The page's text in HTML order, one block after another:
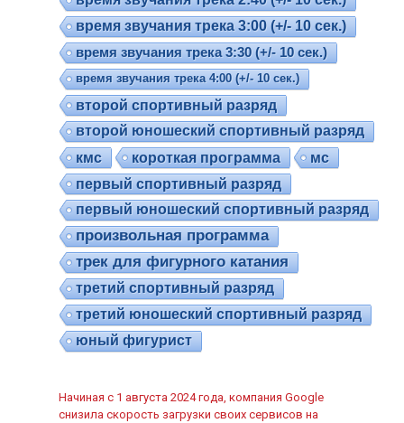
время звучания трека 3:00 (+/- 10 сек.)
время звучания трека 3:30 (+/- 10 сек.)
время звучания трека 4:00 (+/- 10 сек.)
второй спортивный разряд
второй юношеский спортивный разряд
кмс короткая программа
мс
первый спортивный разряд
первый юношеский спортивный разряд
произвольная программа
трек для фигурного катания
третий спортивный разряд
третий юношеский спортивный разряд
юный фигурист
Начиная с 1 августа 2024 года, компания Google
снизила скорость загрузки своих сервисов на